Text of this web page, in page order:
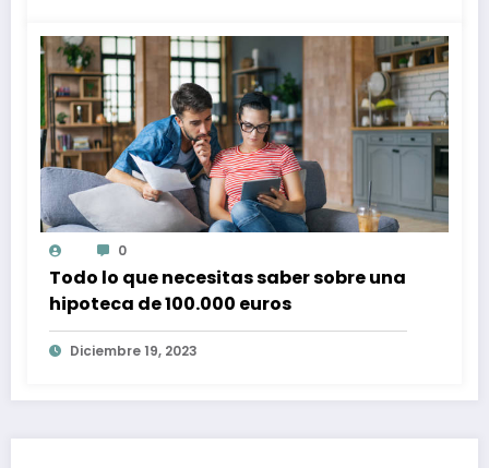
0
Todo lo que necesitas saber sobre una
hipoteca de 100.000 euros
Diciembre 19, 2023